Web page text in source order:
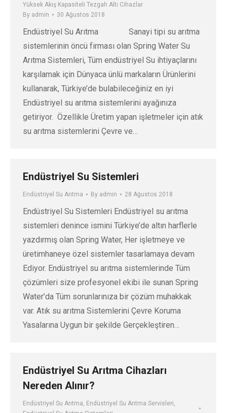
Yüksek Akış Kapasiteli Tezgah Altı Cihazlar
By admin 30 Ağustos 2018
Endüstriyel Su Arıtma Sanayi tipi su arıtma
sistemlerinin öncü firması olan Spring Water Su
Arıtma Sistemleri, Tüm endüstriyel Su ihtiyaçlarını
karşılamak için Dünyaca ünlü markaların Ürünlerini
kullanarak, Türkiye’de bulabileceğiniz en iyi
Endüstriyel su arıtma sistemlerini ayağınıza
getiriyor. Özellikle Üretim yapan işletmeler için atık
su arıtma sistemlerini Çevre ve…
Endüstriyel Su Sistemleri
Endüstriyel Su Arıtma By admin 28 Ağustos 2018
Endüstriyel Su Sistemleri Endüstriyel su arıtma
sistemleri denince ismini Türkiye’de altın harflerle
yazdırmış olan Spring Water, Her işletmeye ve
üretimhaneye özel sistemler tasarlamaya devam
Ediyor. Endüstriyel su arıtma sistemlerinde Tüm
çözümleri size profesyonel ekibi ile sunan Spring
Water’da Tüm sorunlarınıza bir çözüm muhakkak
var. Atık su arıtma Sistemlerini Çevre Koruma
Yasalarına Uygun bir şekilde Gerçekleştiren…
Endüstriyel Su Arıtma Cihazları
Nereden Alınır?
Endüstriyel Su Arıtma, Endüstriyel Su Arıtma Servisleri,